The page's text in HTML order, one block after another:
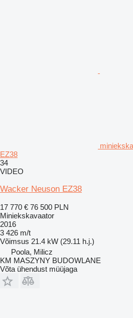
EZ38
34
VIDEO
Wacker Neuson EZ38
17 770 € 76 500 PLN
Miniekskavaator
2016
3 426 m/t
Võimsus 21.4 kW (29.11 h.j.)
Poola, Milicz
KM MASZYNY BUDOWLANE
Võta ühendust müüjaga